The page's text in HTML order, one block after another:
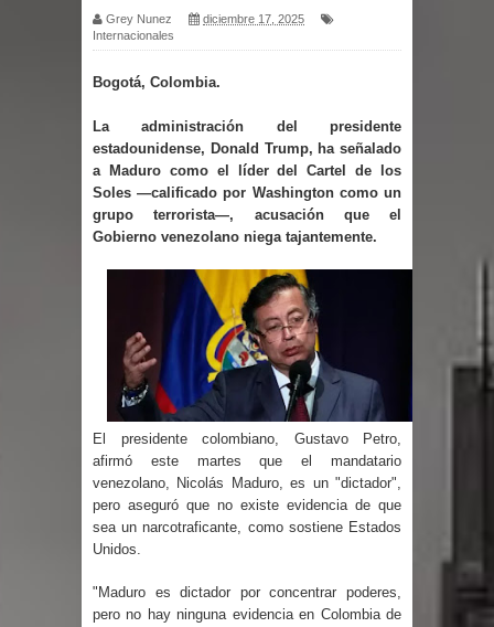
por un delicado problema cardíaco
Abel Martínez llama a los
dominicanos a unirse para sacar al
PRM del Gobierno
Tres detenidos tras detectarse una
presunta estafa contra el
Ayuntamiento de Santiago
PRM votará “por aclamación” a sus
nuevas autoridades
El expresidente peruano Ollanta
Humala queda en libertad tras la
lavado
Grey Nunez
diciembre 17, 2025
Internacionales
Bogotá, Colombia.
La administración del presidente
estadounidense, Donald Trump, ha señalado
a Maduro como el líder del Cartel de los
Soles —calificado por Washington como un
grupo terrorista—, acusación que el
Gobierno venezolano niega tajantemente.
El presidente colombiano, Gustavo Petro,
afirmó este martes que el mandatario
venezolano, Nicolás Maduro, es un "dictador",
pero aseguró que no existe evidencia de que
sea un narcotraficante, como sostiene Estados
Unidos.
"Maduro es dictador por concentrar poderes,
pero no hay ninguna evidencia en Colombia de